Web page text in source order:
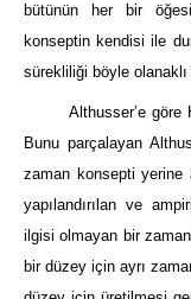
bütünün her bir
konseptin kendisi ile
sürek iliği böyle olanaklı
Althusser’e göre
Bunu parçalayan
zaman konsepti yerine
yapılandırılan ve
ilgisi olmayan bir
bir düzey için ayrı